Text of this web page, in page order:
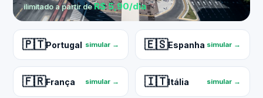
ilimitado a partir deR$ 5,90/dia
🇵🇹Portugal simular → 🇪🇸Espanha simular →
🇫🇷França simular → 🇮🇹Itália simular →